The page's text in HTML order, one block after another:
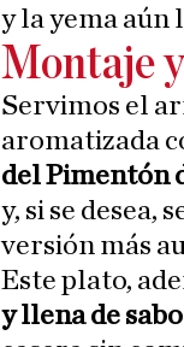
y la yema aún
Montaje
Servimos el
aromatizada
del Pimentón
y, si se desea,
versión más
Este plato,
y llena de